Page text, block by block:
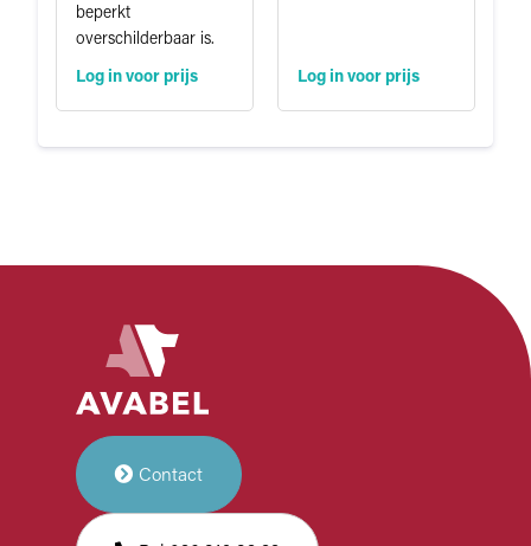
beperkt
overschilderbaar is.
Log in voor prijs Log in voor prijs
Contact